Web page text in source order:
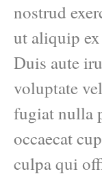
nostrud
ut aliquip
Duis aute
voluptate
fugiat nulla
occaecat
culpa qui